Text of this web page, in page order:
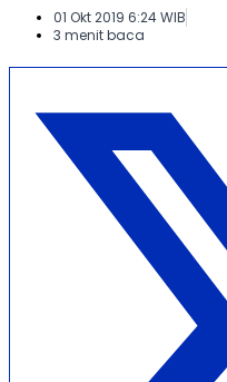
01 Okt 2019 6:24 WIB
3 menit baca